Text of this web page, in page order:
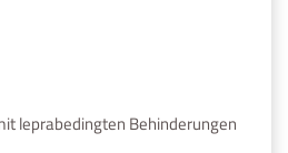
leprabedingten Behinderungen